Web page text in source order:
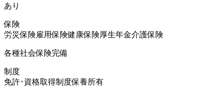
あり
保険
労災保険雇用保険健康保険厚生年金介護保険
各種社会保険完備
制度
免許･資格取得制度保養所有